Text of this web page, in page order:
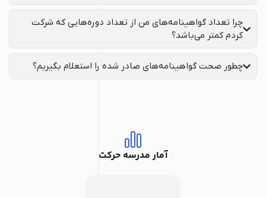
چرا تعداد گواهینامه‌های من از تعداد دوره‌هایی که شرکت
کردم کمتر می‌باشد؟
چطور صحت گواهینامه‌های صادر شده را استعلام بگیریم؟
آمار مدرسه حرکت